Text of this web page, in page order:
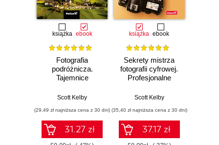
książka ebook
Fotografia
podróżnicza.
Tajemnice
wyjaśnione krok po
Scott Kelby
(29,49 zł najniższa cena z 30 dni)
31.27 zł
książka ebook
Sekrety mistrza
fotografii cyfrowej.
Profesjonalne
kroku
Scott Kelby
(35,40 zł najniższa cena z 30 dni)
37.17 zł